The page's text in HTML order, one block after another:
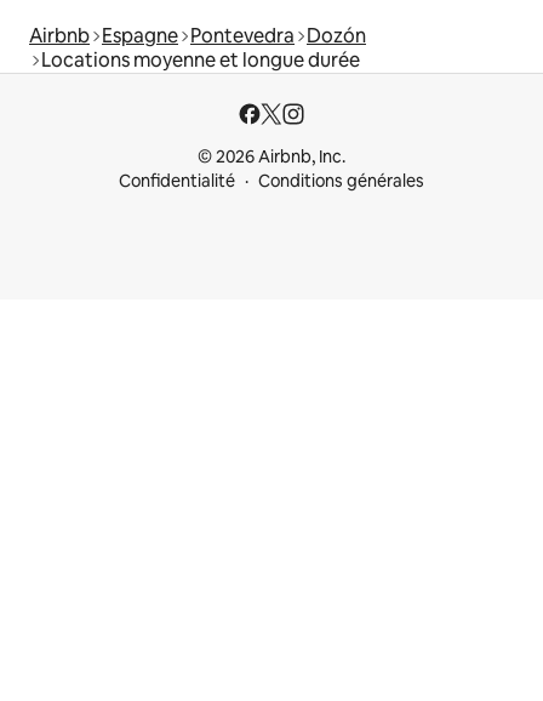
Airbnb Espagne Pontevedra Dozón
Locations moyenne et longue durée
© 2026 Airbnb, Inc.
Confidentialité
Conditions générales